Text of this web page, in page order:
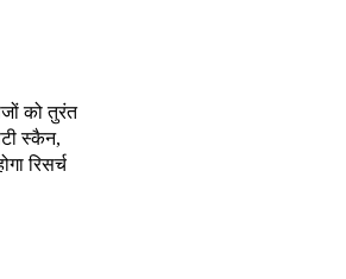
को तुरंत
स्कैन,
रिसर्च